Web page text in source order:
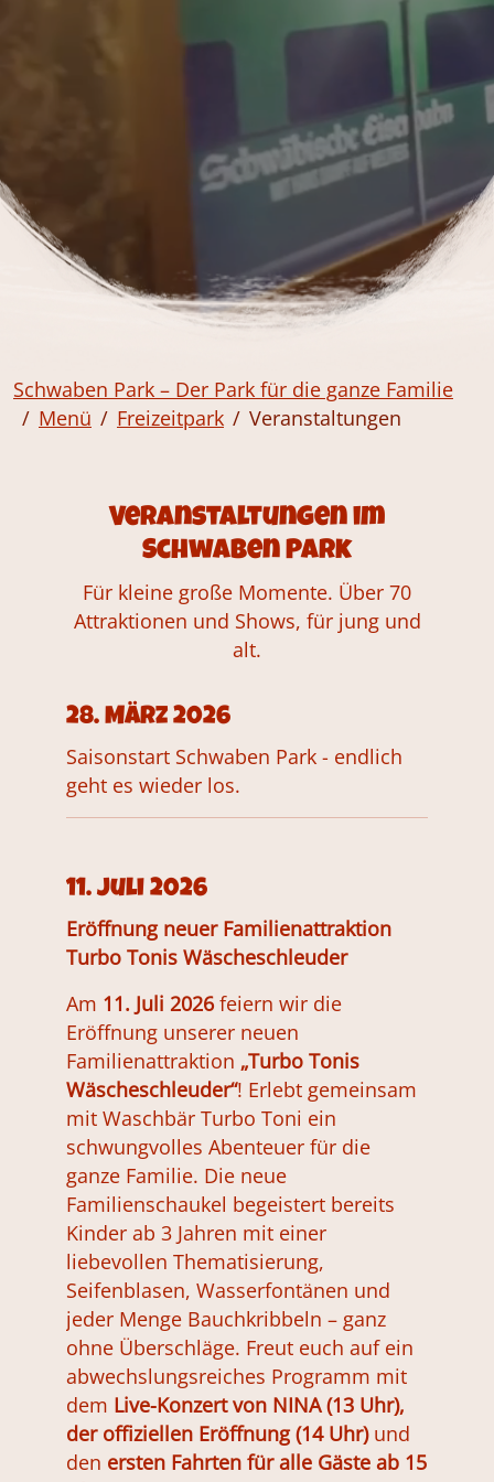
Schwaben Park – Der Park für die ganze Familie
Menü
Freizeitpark Veranstaltungen
Veranstaltungen im
Schwaben Park
Für kleine große Momente. Über 70
Attraktionen und Shows, für jung und
alt.
28. März 2026
Saisonstart Schwaben Park - endlich
geht es wieder los.
11. Juli 2026
Eröffnung neuer Familienattraktion
Turbo Tonis Wäscheschleuder
Am 11. Juli 2026feiern wir die
Eröffnung unserer neuen
Familienattraktion „Turbo Tonis
Wäscheschleuder“! Erlebt gemeinsam
mit Waschbär Turbo Toni ein
schwungvolles Abenteuer für die
ganze Familie. Die neue
Familienschaukel begeistert bereits
Kinder ab 3 Jahren mit einer
liebevollen Thematisierung,
Seifenblasen, Wasserfontänen und
jeder Menge Bauchkribbeln – ganz
ohne Überschläge. Freut euch auf ein
abwechslungsreiches Programm mit
dem Live-Konzert von NINA (13 Uhr),
der offiziellen Eröffnung (14 Uhr)und
den ersten Fahrten für alle Gäste ab 15